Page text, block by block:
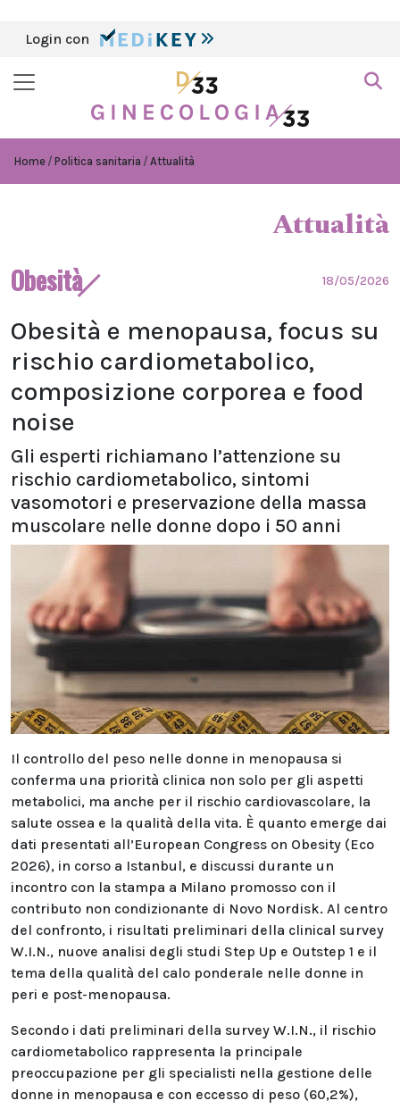
Login con
Home Politica sanitaria Attualità
Attualità
Obesità 18/05/2026
Obesità e menopausa, focus su
rischio cardiometabolico,
composizione corporea e food
noise
Gli esperti richiamano l’attenzione su
rischio cardiometabolico, sintomi
vasomotori e preservazione della massa
muscolare nelle donne dopo i 50 anni
Il controllo del peso nelle donne in menopausa si
conferma una priorità clinica non solo per gli aspetti
metabolici, ma anche per il rischio cardiovascolare, la
salute ossea e la qualità della vita. È quanto emerge dai
dati presentati all’European Congress on Obesity (Eco
2026), in corso a Istanbul, e discussi durante un
incontro con la stampa a Milano promosso con il
contributo non condizionante di Novo Nordisk. Al centro
del confronto, i risultati preliminari della clinical survey
W.I.N., nuove analisi degli studi Step Up e Outstep 1 e il
tema della qualità del calo ponderale nelle donne in
peri e post-menopausa.
Secondo i dati preliminari della survey W.I.N., il rischio
cardiometabolico rappresenta la principale
preoccupazione per gli specialisti nella gestione delle
donne in menopausa e con eccesso di peso (60,2%),